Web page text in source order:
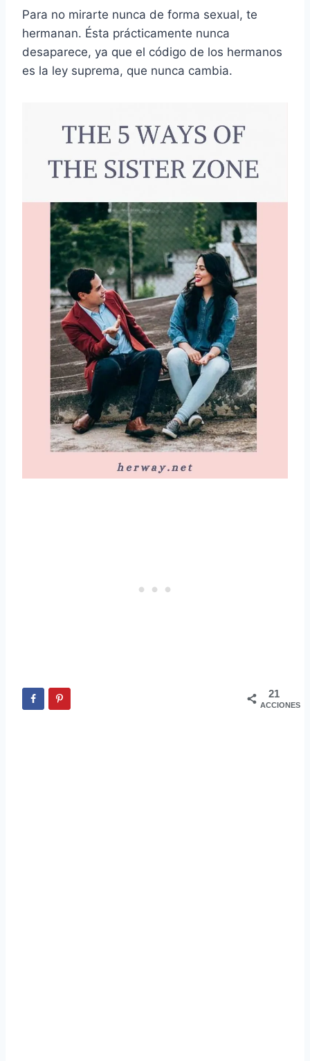
Para no mirarte nunca de forma sexual, te
hermanan. Ésta prácticamente nunca
desaparece, ya que el código de los hermanos
es la ley suprema, que nunca cambia.
21
ACCIONES